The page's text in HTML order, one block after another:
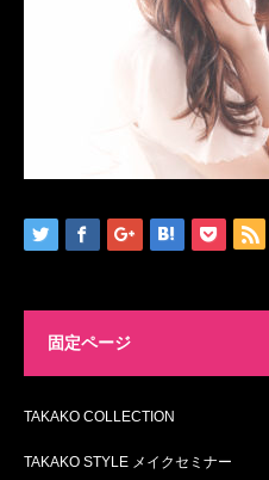
固定ページ
TAKAKO COLLECTION
TAKAKO STYLE メイクセミナー